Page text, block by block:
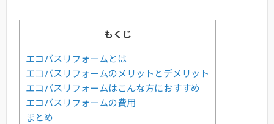
もくじ
エコバスリフォームとは
エコバスリフォームのメリットとデメリット
エコバスリフォームはこんな方におすすめ
エコバスリフォームの費用
まとめ